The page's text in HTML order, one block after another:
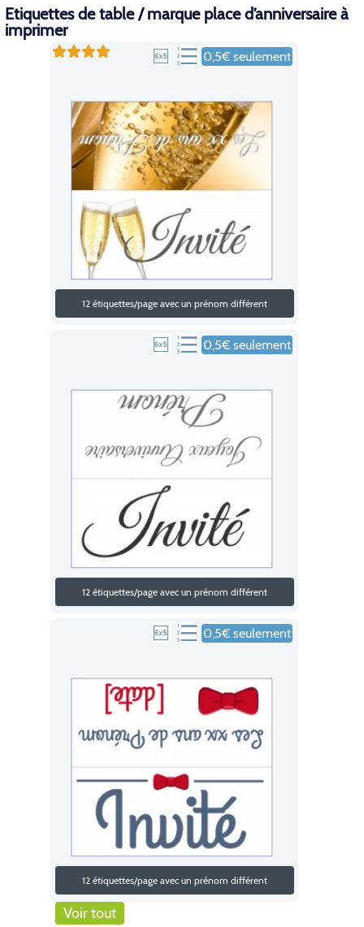
Etiquettes de table / marque place d’anniversaire à
imprimer
0,5€ seulement
12 étiquettes/page avec un prénom différent
0,5€ seulement
12 étiquettes/page avec un prénom différent
0,5€ seulement
12 étiquettes/page avec un prénom différent
Voir tout